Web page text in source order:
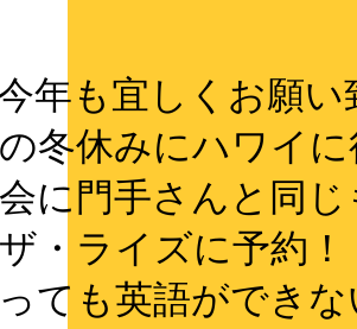
年も宜しくお願
冬休みにハワイ
に門手さんと同
・ライズに予約！
っても英語ができ